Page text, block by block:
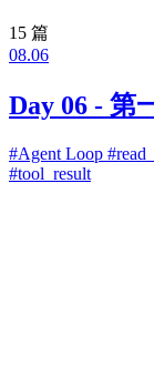
15 篇
08.06
Day 06 - 第
#Agent Loop
#tool_result